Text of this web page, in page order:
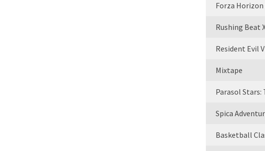
Forza Horizon
Rushing Beat
Resident Evil
Mixtape
Parasol
Spica
Basketball